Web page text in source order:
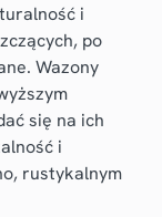
i
po
Wazony
się na ich
i
rustykalnym